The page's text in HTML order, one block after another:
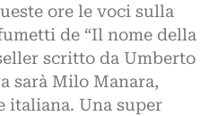
ore le voci sulla
de “Il nome della
scritto da Umberto
sarà Milo Manara,
italiana. Una super